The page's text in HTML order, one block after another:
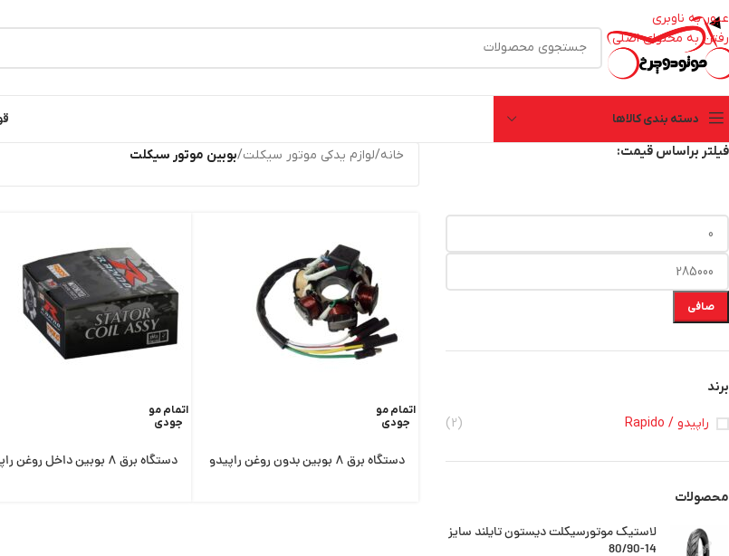
عبور به ناوبری
رفتن به محتوای اصلی
دسته بندی کالاها
فیلتر براساس قیمت:
صافی
برند
راپیدو / Rapido (2)
محصولات
لاستیک موتورسیکلت دیستون تایلند سایز
14-80/90
خانه/لوازم یدکی موتور سیکلت/بوبین موتور سیکلت
اتمام مو
جودی
دستگاه برق ٨ بوبین بدون روغن راپیدو
اتمام مو
جودی
دستگاه برق ٨ بوبین داخل روغن راپیدو